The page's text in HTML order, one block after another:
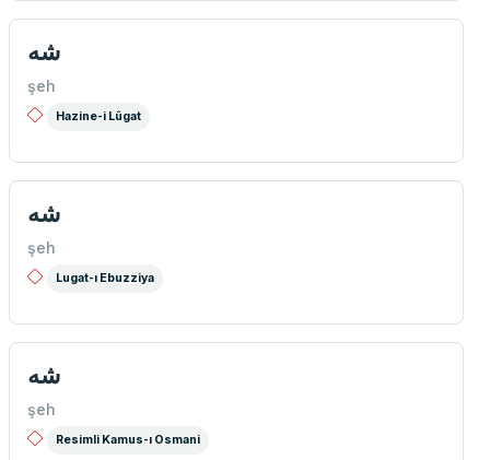
شه
şeh
Hazine-i Lûgat
شه
şeh
Lugat-ı Ebuzziya
شه
şeh
Resimli Kamus-ı Osmani